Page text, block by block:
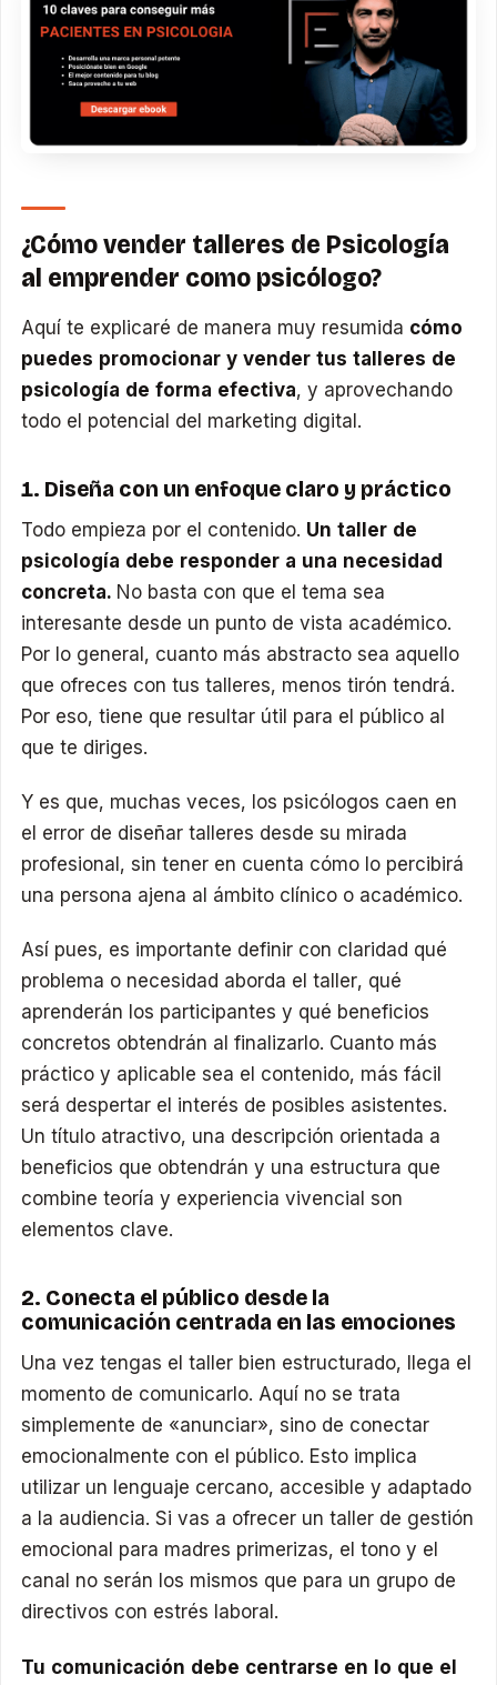
¿Cómo vender talleres de Psicología
al emprender como psicólogo?
Aquí te explicaré de manera muy resumida cómo
puedes promocionar y vender tus talleres de
psicología de forma efectiva, y aprovechando
todo el potencial del marketing digital.
1. Diseña con un enfoque claro y práctico
Todo empieza por el contenido. Un taller de
psicología debe responder a una necesidad
concreta. No basta con que el tema sea
interesante desde un punto de vista académico.
Por lo general, cuanto más abstracto sea aquello
que ofreces con tus talleres, menos tirón tendrá.
Por eso, tiene que resultar útil para el público al
que te diriges.
Y es que, muchas veces, los psicólogos caen en
el error de diseñar talleres desde su mirada
profesional, sin tener en cuenta cómo lo percibirá
una persona ajena al ámbito clínico o académico.
Así pues, es importante definir con claridad qué
problema o necesidad aborda el taller, qué
aprenderán los participantes y qué beneficios
concretos obtendrán al finalizarlo. Cuanto más
práctico y aplicable sea el contenido, más fácil
será despertar el interés de posibles asistentes.
Un título atractivo, una descripción orientada a
beneficios que obtendrán y una estructura que
combine teoría y experiencia vivencial son
elementos clave.
2. Conecta el público desde la
comunicación centrada en las emociones
Una vez tengas el taller bien estructurado, llega el
momento de comunicarlo. Aquí no se trata
simplemente de «anunciar», sino de conectar
emocionalmente con el público. Esto implica
utilizar un lenguaje cercano, accesible y adaptado
a la audiencia. Si vas a ofrecer un taller de gestión
emocional para madres primerizas, el tono y el
canal no serán los mismos que para un grupo de
directivos con estrés laboral.
Tu comunicación debe centrarse en lo que el